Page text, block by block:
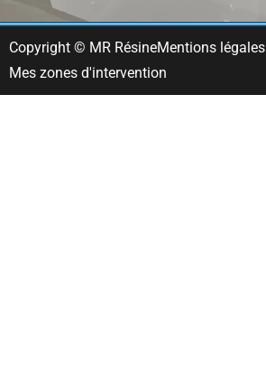
Copyright © MR RésineMentions légales
Mes zones d'intervention